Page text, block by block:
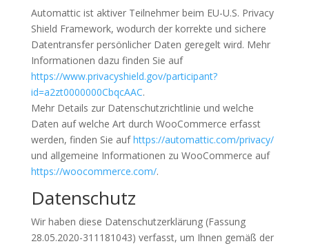
Automattic ist aktiver Teilnehmer beim EU-U.S. Privacy
Shield Framework, wodurch der korrekte und sichere
Datentransfer persönlicher Daten geregelt wird. Mehr
Informationen dazu finden Sie auf
https://www.privacyshield.gov/participant?
id=a2zt0000000CbqcAAC.
Mehr Details zur Datenschutzrichtlinie und welche
Daten auf welche Art durch WooCommerce erfasst
werden, finden Sie aufhttps://automattic.com/privacy/
und allgemeine Informationen zu WooCommerce auf
https://woocommerce.com/.
Datenschutz
Wir haben diese Datenschutzerklärung (Fassung
28.05.2020-311181043) verfasst, um Ihnen gemäß der